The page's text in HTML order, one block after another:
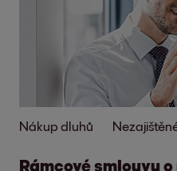
Nákup dluhů
Rámcové smlouvy